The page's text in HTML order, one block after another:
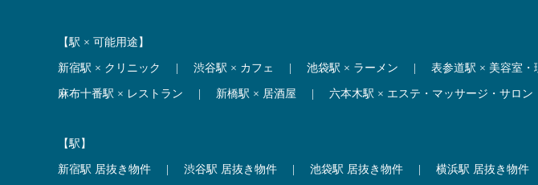
【駅 × 可能用途】
新宿駅 × クリニック 渋谷駅 × カフェ 池袋駅 × ラーメン 表参道駅 × 美容室・
麻布十番駅 × レストラン 新橋駅 × 居酒屋 六本木駅 × エステ・マッサージ・サロン
【駅】
新宿駅 居抜き物件 渋谷駅 居抜き物件 池袋駅 居抜き物件 横浜駅 居抜き物件